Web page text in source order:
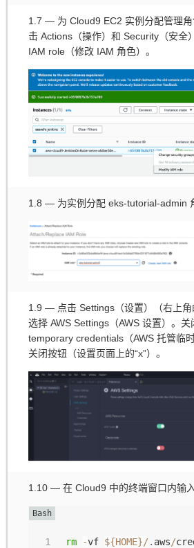
1.7 — 为 Cloud9 EC2 实例分配管理角
击 Actions（操作）和 Security（安全
IAM role（修改 IAM 角色）。
1.8 — 为实例分配 eks-tutorial-admin
1.9 — 点击 Settings（设置）（右上
选择 AWS Settings（AWS 设置）。
temporary credentials（AWS 托管临
关闭按钮（设置页面上的“x”）。
1.10 — 在 Cloud9 中的终端窗口内输入
rm -vf ${HOME}/. aws/